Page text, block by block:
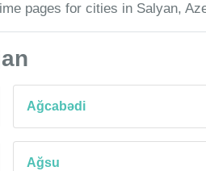
pages for cities in Salyan,
Ağcabədi
Ağsu